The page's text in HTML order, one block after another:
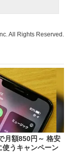
All Rights Reserved.
月額850円～ 格安
使うキャンペーン